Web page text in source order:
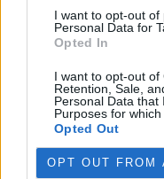
I want to opt-out of
Personal Data for
Opted In
I want to opt-out of
Retention, Sale,
Personal Data that
Purposes for which
Opted Out
OPT OUT FROM
palubě nebyl. Píše o tom
policii.
Záchranná stanice v
volně žijících zvířat
5.8.2026 17:40 | PRAHA (